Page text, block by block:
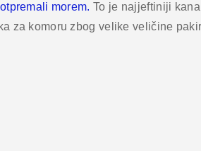
morem. To je najjeftiniji
za komoru zbog velike veličine